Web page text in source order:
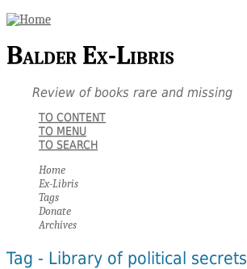
Balder Ex-Libris
Review of books rare and missing
TO CONTENT
TO MENU
TO SEARCH
Home
Ex-Libris
Tags
Donate
Archives
Tag - Library of political secrets